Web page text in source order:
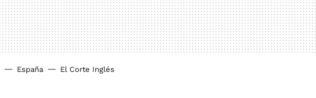
España El Corte Inglés